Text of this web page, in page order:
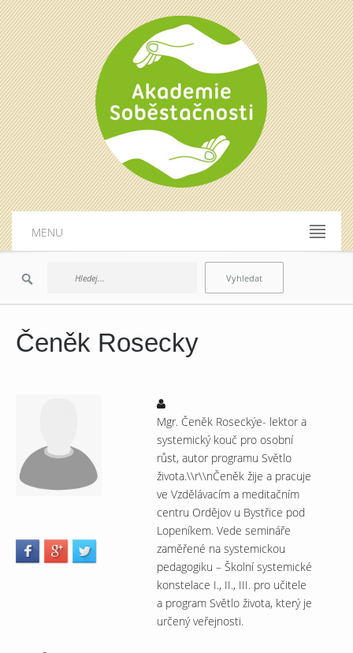
MENU
Čeněk Rosecky
Mgr. Čeněk Roseckýe- lektor a
systemický kouč pro osobní
růst, autor programu Světlo
života.\\r\\nČeněk žije a pracuje
ve Vzdělávacím a meditačním
centru Ordějov u Bystřice pod
Lopeníkem. Vede semináře
zaměřené na systemickou
pedagogiku – Školní systemické
konstelace I., II., III. pro učitele
a program Světlo života, který je
určený veřejnosti.